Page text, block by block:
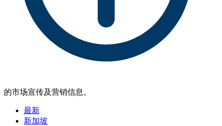
的市场宣传及营销信息。
最新
新加坡